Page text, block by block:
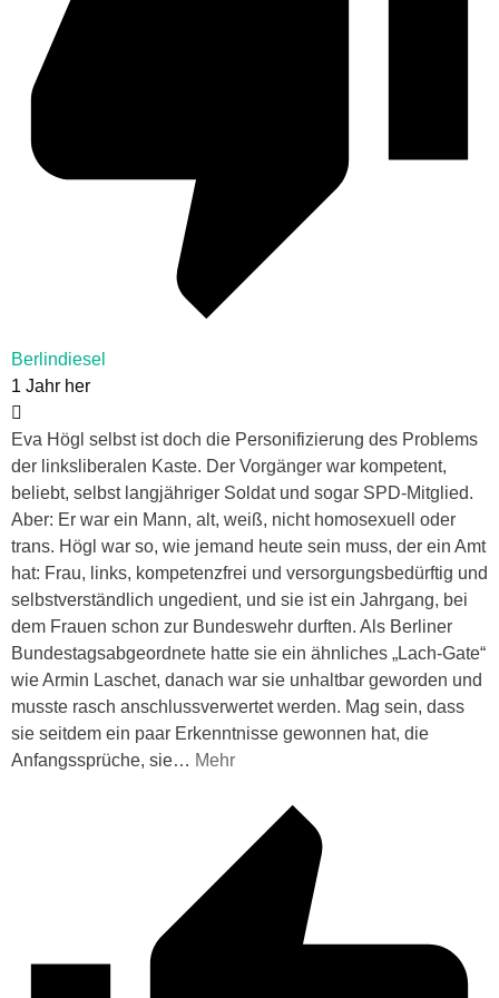
Berlindiesel
1 Jahr her
Eva Högl selbst ist doch die Personifizierung des Problems
der linksliberalen Kaste. Der Vorgänger war kompetent,
beliebt, selbst langjähriger Soldat und sogar SPD-Mitglied.
Aber: Er war ein Mann, alt, weiß, nicht homosexuell oder
trans. Högl war so, wie jemand heute sein muss, der ein Amt
hat: Frau, links, kompetenzfrei und versorgungsbedürftig und
selbstverständlich ungedient, und sie ist ein Jahrgang, bei
dem Frauen schon zur Bundeswehr durften. Als Berliner
Bundestagsabgeordnete hatte sie ein ähnliches „Lach-Gate“
wie Armin Laschet, danach war sie unhaltbar geworden und
musste rasch anschlussverwertet werden. Mag sein, dass
sie seitdem ein paar Erkenntnisse gewonnen hat, die
Anfangssprüche, sie… Mehr